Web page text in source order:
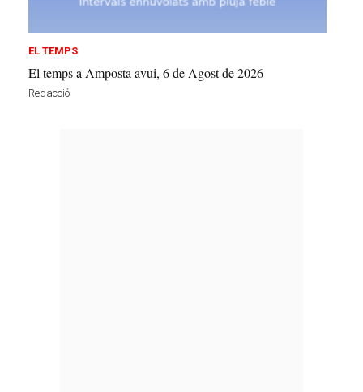
EL TEMPS
El temps a Amposta avui, 6 de Agost de 2026
Redacció